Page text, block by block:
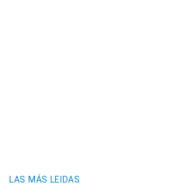
LAS MÁS LEIDAS